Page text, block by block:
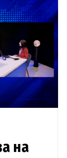
на